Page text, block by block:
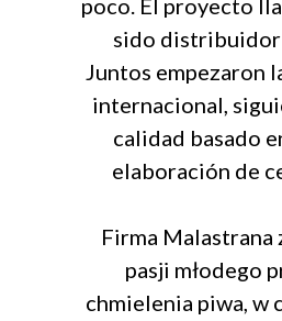
poco. El proyecto
sido distribuidor
Juntos empezaron
internacional,
calidad basado
elaboración de
Firma Malastrana
pasji młodego
chmielenia piwa, w